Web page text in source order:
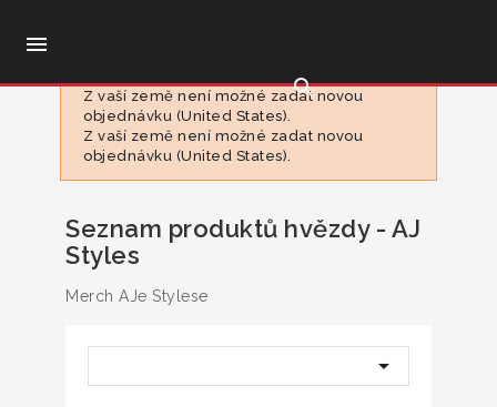

search
Z vaší země není možné zadat novou
objednávku (United States).
Z vaší země není možné zadat novou
objednávku (United States).
Seznam produktů hvězdy - AJ
Styles
Merch AJe Stylese
